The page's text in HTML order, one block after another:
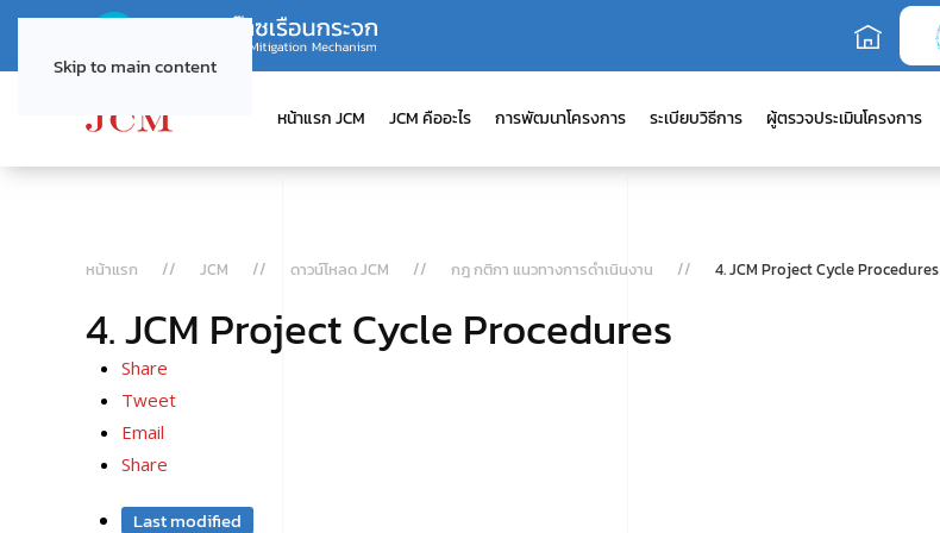
Skip to main content
หน้าแรก JCM JCM คืออะไร การพัฒนาโครงการ ระเบียบวิธีการ ผู้ตรวจประเมินโครงการ
หน้าแรก JCM ดาวน์โหลด JCM กฎ กติกา แนวทางการดำเนินงาน 4. JCM Project Cycle Procedures
4. JCM Project Cycle Procedures
Share
Tweet
Email
Share
Last modified